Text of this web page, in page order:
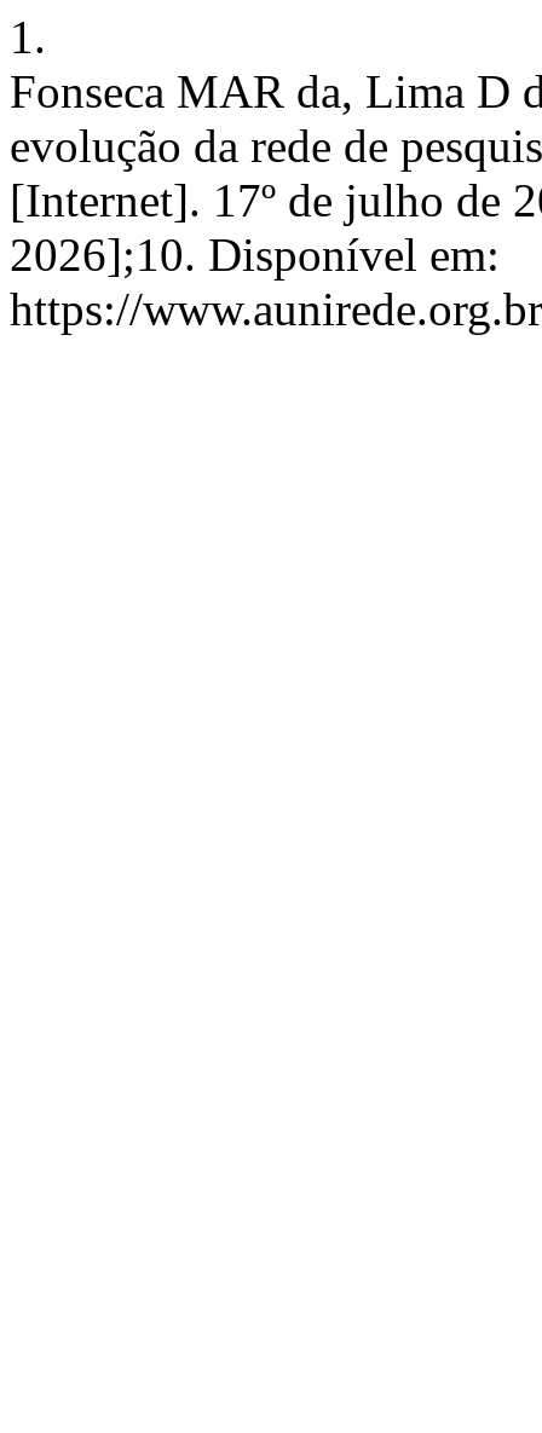
1.
Fonseca MAR da, Lima D
evolução da rede de
[Internet]. 17º de julho de
2026];10. Disponível em:
https://